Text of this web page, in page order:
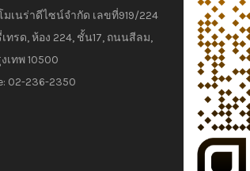
เนร่าดีไซน์จำกัด เลขที่919/224
ทรด, ห้อง 224, ชั้น17, ถนนสีลม,
เทพ 10500
02-236-2350